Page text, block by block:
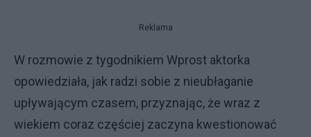
Reklama
W rozmowie z tygodnikiem Wprost aktorka
opowiedziała, jak radzi sobie z nieubłaganie
upływającym czasem, przyznając, że wraz z
wiekiem coraz częściej zaczyna kwestionować